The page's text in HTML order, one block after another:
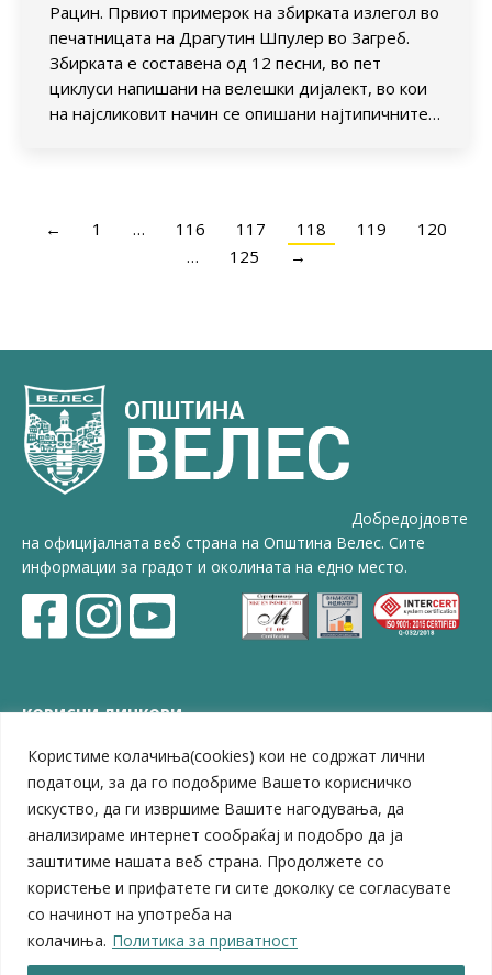
Користиме колачиња(cookies) кои не содржат лични
податоци, за да го подобриме Вашето корисничко
искуство, да ги извршиме Вашите нагодувања, да
анализираме интернет сообраќај и подобро да ја
заштитиме нашата веб страна. Продолжете со
користење и прифатете ги сите доколку се согласувате
со начинот на употреба на
колачиња. Политика за приватност
Рацин. Првиот примерок на збирката излегол во
печатницата на Драгутин Шпулер во Загреб.
Збирката е составена од 12 песни, во пет
циклуси напишани на велешки дијалект, во кои
на најсликовит начин се опишани најтипичните…
← 1 … 116 117 118 119
120
…
125 →
Добредојдовте
на официјалната веб страна на Општина Велес. Сите
информации за градот и околината на едно место.
КОРИСНИ ЛИНКОВИ
ЗЕЛС – Заедница на единиците на локална самоуправа
Центар за развој на Вардарски плански регион
Јавно комунално претпријатие „Дервен“
ЈПССО „Парк – спорт и паркинзи“
ЛУ „Народен Музеј“
Влада на Република Северна Македонија
Собрание на Република Северна Македонија
Министерство за финансии